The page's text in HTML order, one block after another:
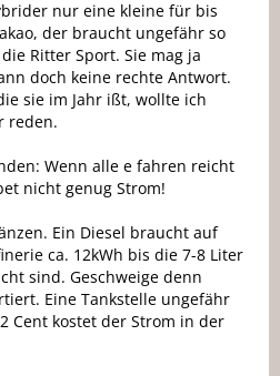
nur eine kleine für bis
der braucht ungefähr so
Ritter Sport. Sie mag ja
doch keine rechte Antwort.
sie im Jahr ißt, wollte ich
reden.
Wenn alle e fahren reicht
nicht genug Strom!
Ein Diesel braucht auf
ca. 12kWh bis die 7-8 Liter
sind. Geschweige denn
Eine Tankstelle ungefähr
Cent kostet der Strom in der